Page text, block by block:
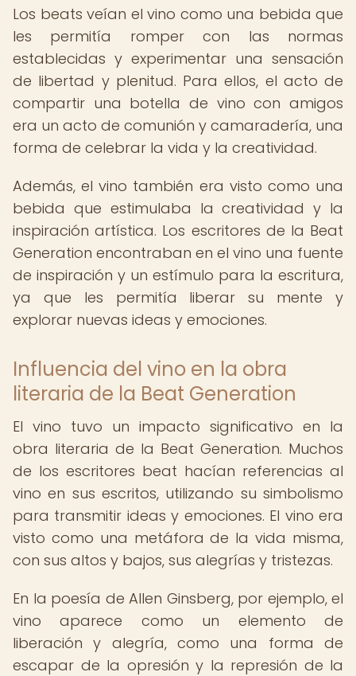
Los beats veían el vino como una bebida que
les permitía romper con las normas
establecidas y experimentar una sensación
de libertad y plenitud. Para ellos, el acto de
compartir una botella de vino con amigos
era un acto de comunión y camaradería, una
forma de celebrar la vida y la creatividad.
Además, el vino también era visto como una
bebida que estimulaba la creatividad y la
inspiración artística. Los escritores de la Beat
Generation encontraban en el vino una fuente
de inspiración y un estímulo para la escritura,
ya que les permitía liberar su mente y
explorar nuevas ideas y emociones.
Influencia del vino en la obra
literaria de la Beat Generation
El vino tuvo un impacto significativo en la
obra literaria de la Beat Generation. Muchos
de los escritores beat hacían referencias al
vino en sus escritos, utilizando su simbolismo
para transmitir ideas y emociones. El vino era
visto como una metáfora de la vida misma,
con sus altos y bajos, sus alegrías y tristezas.
En la poesía de Allen Ginsberg, por ejemplo, el
vino aparece como un elemento de
liberación y alegría, como una forma de
escapar de la opresión y la represión de la